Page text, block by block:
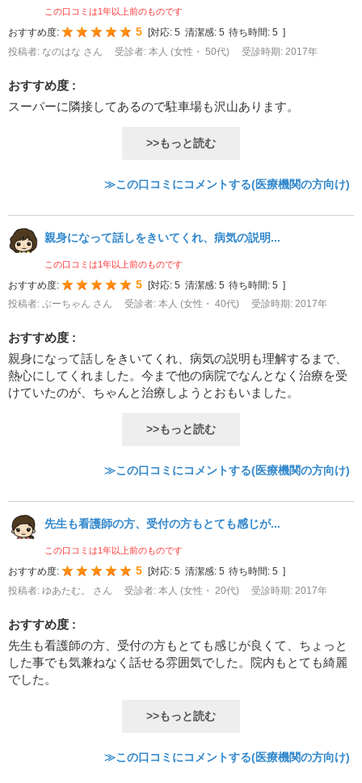
この口コミは1年以上前のものです
おすすめ度: 5 [対応: 5 清潔感: 5 待ち時間: 5 ]
投稿者: なのはな さん
受診者: 本人 (女性・ 50代) 受診時期: 2017年
おすすめ度 :
スーパーに隣接してあるので駐車場も沢山あります。
>>もっと読む
≫この口コミにコメントする(医療機関の方向け)
親身になって話しをきいてくれ、病気の説明...
この口コミは1年以上前のものです
おすすめ度: 5 [対応: 5 清潔感: 5 待ち時間: 5 ]
投稿者: ぶーちゃん さん
受診者: 本人 (女性・ 40代) 受診時期: 2017年
おすすめ度 :
親身になって話しをきいてくれ、病気の説明も理解するまで、
熱心にしてくれました。今まで他の病院でなんとなく治療を受
けていたのが、ちゃんと治療しようとおもいました。
>>もっと読む
≫この口コミにコメントする(医療機関の方向け)
先生も看護師の方、受付の方もとても感じが...
この口コミは1年以上前のものです
おすすめ度: 5 [対応: 5 清潔感: 5 待ち時間: 5 ]
投稿者: ゆあたむ。 さん
受診者: 本人 (女性・ 20代) 受診時期: 2017年
おすすめ度 :
先生も看護師の方、受付の方もとても感じが良くて、ちょっと
した事でも気兼ねなく話せる雰囲気でした。院内もとても綺麗
でした。
>>もっと読む
≫この口コミにコメントする(医療機関の方向け)